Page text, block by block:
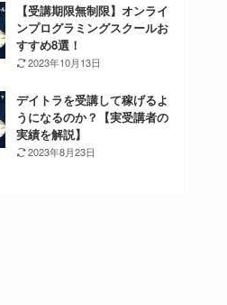
【受講期限無制限】オンライ
ンプログラミングスクールお
すすめ8選！
2023年10月13日
デイトラを受講して稼げるよ
うになるのか？【実受講者の
実績を解説】
2023年8月23日